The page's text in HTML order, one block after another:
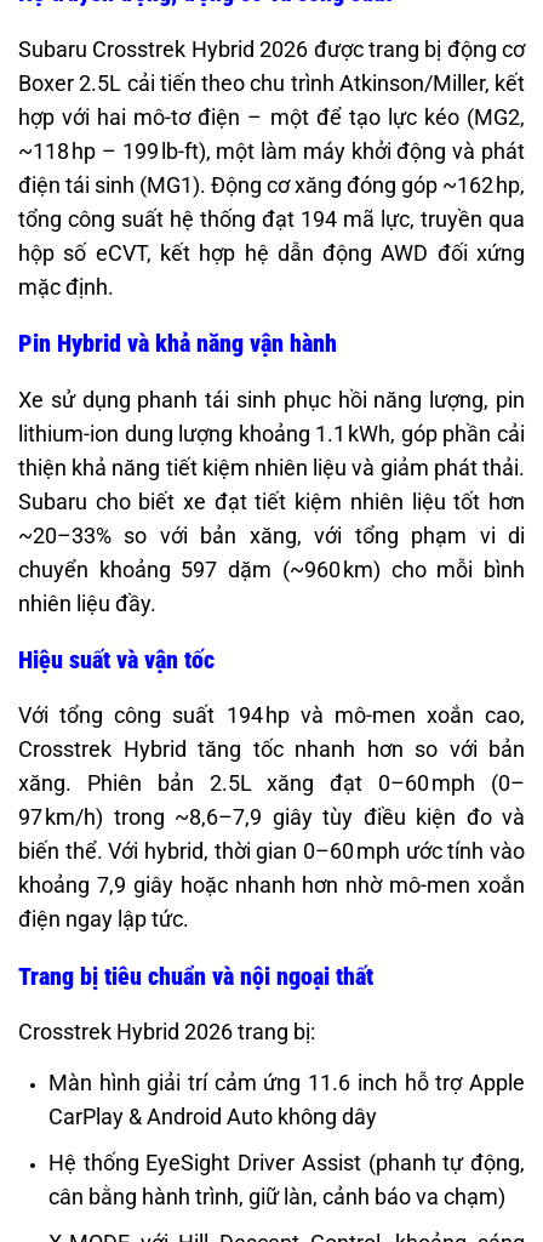
Subaru Crosstrek Hybrid 2026 được trang bị động cơ
Boxer 2.5L cải tiến theo chu trình Atkinson/Miller, kết
hợp với hai mô-tơ điện – một để tạo lực kéo (MG2,
~118 hp – 199 lb-ft), một làm máy khởi động và phát
điện tái sinh (MG1). Động cơ xăng đóng góp ~162 hp,
tổng công suất hệ thống đạt 194 mã lực, truyền qua
hộp số eCVT, kết hợp hệ dẫn động AWD đối xứng
mặc định.
Pin Hybrid và khả năng vận hành
Xe sử dụng phanh tái sinh phục hồi năng lượng, pin
lithium-ion dung lượng khoảng 1.1 kWh, góp phần cải
thiện khả năng tiết kiệm nhiên liệu và giảm phát thải.
Subaru cho biết xe đạt tiết kiệm nhiên liệu tốt hơn
~20–33% so với bản xăng, với tổng phạm vi di
chuyển khoảng 597 dặm (~960 km) cho mỗi bình
nhiên liệu đầy.
Hiệu suất và vận tốc
Với tổng công suất 194 hp và mô-men xoắn cao,
Crosstrek Hybrid tăng tốc nhanh hơn so với bản
xăng. Phiên bản 2.5L xăng đạt 0–60 mph (0–
97 km/h) trong ~8,6–7,9 giây tùy điều kiện đo và
biến thể. Với hybrid, thời gian 0–60 mph ước tính vào
khoảng 7,9 giây hoặc nhanh hơn nhờ mô-men xoắn
điện ngay lập tức.
Trang bị tiêu chuẩn và nội ngoại thất
Crosstrek Hybrid 2026 trang bị:
Màn hình giải trí cảm ứng 11.6 inch hỗ trợ Apple
CarPlay & Android Auto không dây
Hệ thống EyeSight Driver Assist (phanh tự động,
cân bằng hành trình, giữ làn, cảnh báo va chạm)